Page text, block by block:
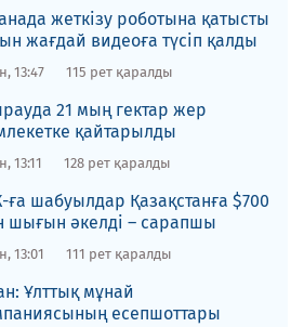
жеткізу роботына қатысты
жағдай видеоға түсіп қалды
13:47 115 рет қаралды
21 мың гектар жер
қайтарылды
13:11 128 рет қаралды
ға шабуылдар Қазақстанға $700
шығын әкелді – сарапшы
13:01 111 рет қаралды
Ұлттық мұнай
есепшоттары